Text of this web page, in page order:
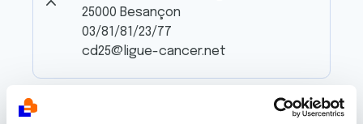
25000 Besançon
03/81/81/23/77
cd25@ligue-cancer.net